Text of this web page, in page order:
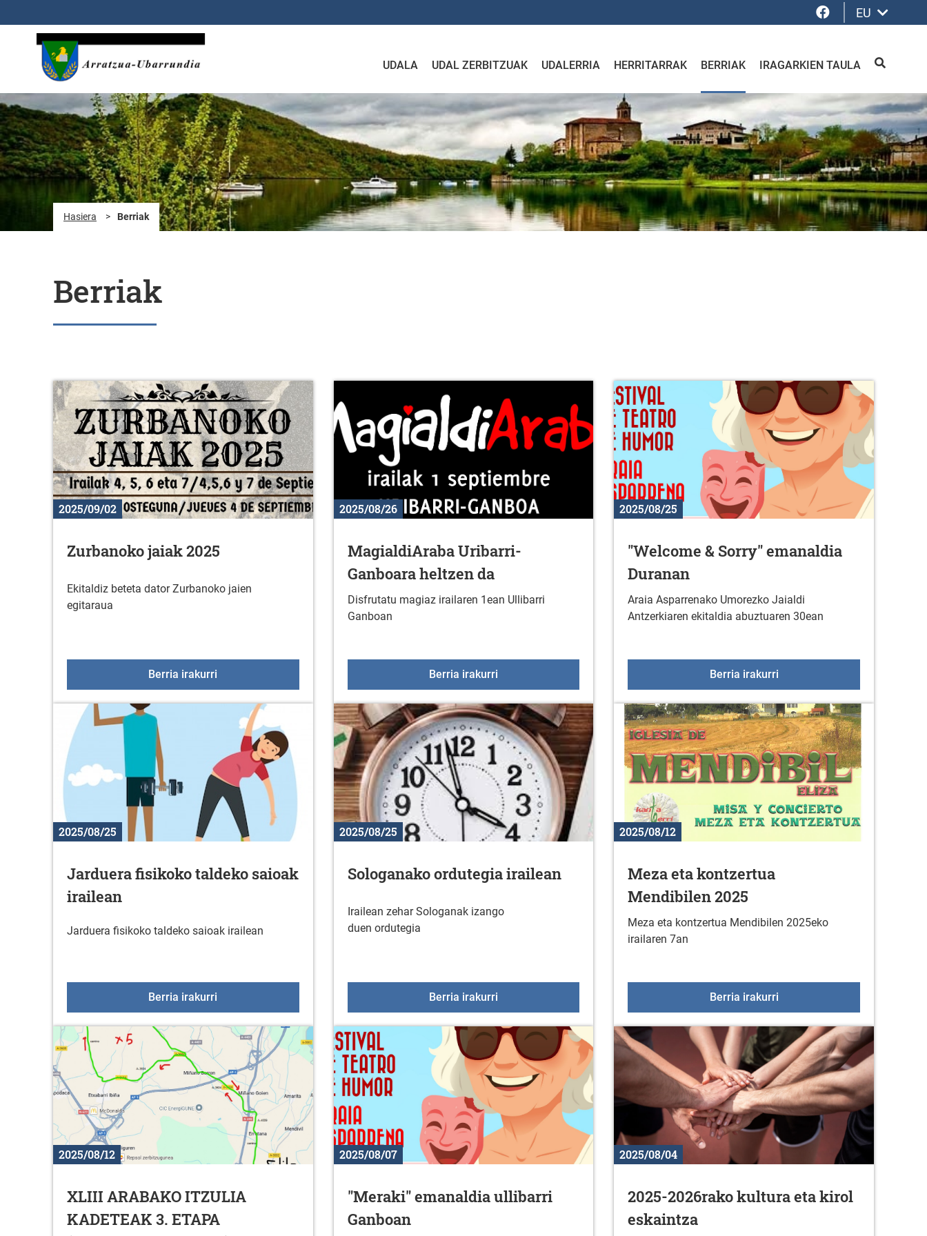
Facebook
EU
UDALA UDAL ZERBITZUAK UDALERRIA HERRITARRAK BERRIAK IRAGARKIEN TAULA BILATU
Hasiera > Berriak
Berriak
2025/09/02
Zurbanoko jaiak 2025
Ekitaldiz beteta dator Zurbanoko jaien
egitaraua
Berria irakurri
2025/08/26
MagialdiAraba Uribarri-
Ganboara heltzen da
Disfrutatu magiaz irailaren 1ean Ullibarri
Ganboan
Berria irakurriMagialdiAraba Uribarri- Ganboara heltzen da
2025/08/25
"Welcome & Sorry" emanaldia
Duranan
Araia Asparrenako Umorezko Jaialdi
Antzerkiaren ekitaldia abuztuaren 30ean
Berria irakurri"Welcome & Sorry"
2025/08/25
Jarduera fisikoko taldeko saioak
irailean
Jarduera fisikoko taldeko saioak irailean
Berria irakurri
2025/08/25
Sologanako ordutegia irailean
Irailean zehar Sologanak izango
duen ordutegia
Berria irakurriSologanako ordutegia irailean
2025/08/12
Meza eta kontzertua
Mendibilen 2025
Meza eta kontzertua Mendibilen 2025eko
irailaren 7an
Berria irakurriMeza eta kontzertua
2025/08/12
XLIII ARABAKO ITZULIA
KADETEAK 3. ETAPA
2025/08/07
"Meraki" emanaldia ullibarri
Ganboan
2025/08/04
2025-2026rako kultura eta kirol
eskaintza